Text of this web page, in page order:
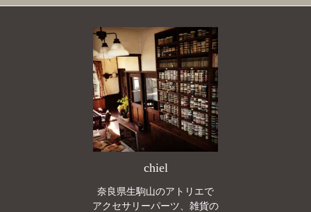
chiel
奈良県生駒山のアトリエで
アクセサリーパーツ、雑貨の